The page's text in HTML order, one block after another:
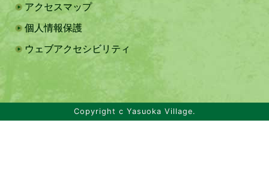
アクセスマップ
個人情報保護
ウェブアクセシビリティ
Copyright c Yasuoka Village.